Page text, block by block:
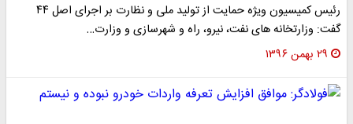
رئیس کمیسیون ویژه حمایت از تولید ملی و نظارت بر اجرای اصل ۴۴
گفت: وزارتخانه های نفت، نیرو، راه و شهرسازی و وزارت…
۲۹ بهمن ۱۳۹۶